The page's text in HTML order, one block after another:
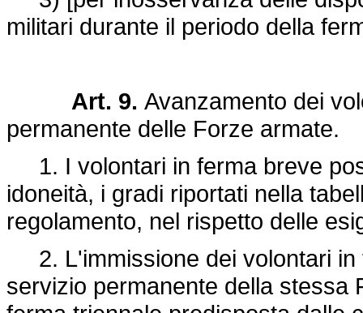
militari durante il periodo della
Art. 9. Avanzamento dei
permanente delle Forze armate.
1. I volontari in ferma breve
idoneità, i gradi riportati nella
regolamento, nel rispetto delle
2. L'immissione dei volontari in
servizio permanente della stessa